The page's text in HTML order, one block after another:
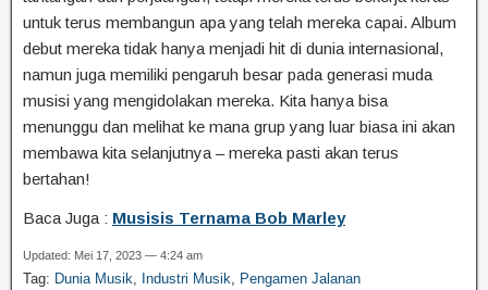
untuk terus membangun apa yang telah mereka capai. Album
debut mereka tidak hanya menjadi hit di dunia internasional,
namun juga memiliki pengaruh besar pada generasi muda
musisi yang mengidolakan mereka. Kita hanya bisa
menunggu dan melihat ke mana grup yang luar biasa ini akan
membawa kita selanjutnya – mereka pasti akan terus
bertahan!
Baca Juga : Musisis Ternama Bob Marley
Updated: Mei 17, 2023 — 4:24 am
Tag: Dunia Musik, Industri Musik, Pengamen Jalanan